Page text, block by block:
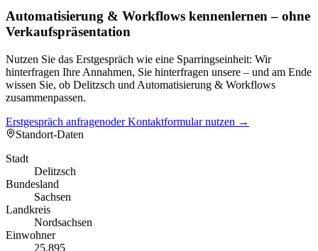
Automatisierung & Workflows kennenlernen – ohne
Verkaufspräsentation
Nutzen Sie das Erstgespräch wie eine Sparringseinheit: Wir
hinterfragen Ihre Annahmen, Sie hinterfragen unsere – und am Ende
wissen Sie, ob Delitzsch und Automatisierung & Workflows
zusammenpassen.
Erstgespräch anfragenoder Kontaktformular nutzen →
Standort-Daten
Stadt
Delitzsch
Bundesland
Sachsen
Landkreis
Nordsachsen
Einwohner
25.895